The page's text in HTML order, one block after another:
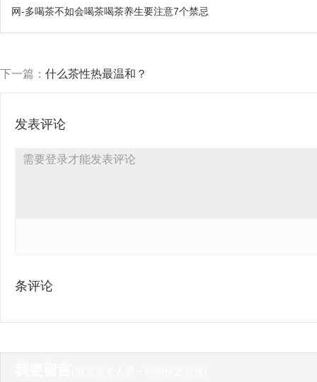
网-多喝茶不如会喝茶喝茶养生要注意7个禁忌
下一篇： 什么茶性热最温和？
发表评论
条评论